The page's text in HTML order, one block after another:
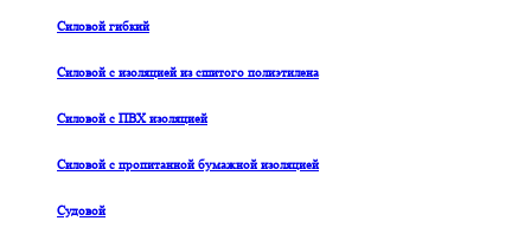
Силовой гибкий
Силовой с изоляцией из сшитого полиэтилена
Силовой с ПВХ изоляцией
Силовой с пропитанной бумажной изоляцией
Судовой